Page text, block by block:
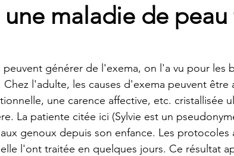
une maladie de
peuvent générer de l'exema, on l'a vu pour les
l'adulte, les causes d'exema peuvent être
une carence affective, etc. cristallisée
La patiente citée ici (Sylvie est un
genoux depuis son enfance. Les protocoles
l'ont traitée en quelques jours. Ce résultat